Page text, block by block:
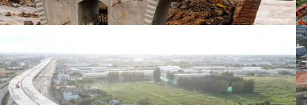
Bridge Construction Works